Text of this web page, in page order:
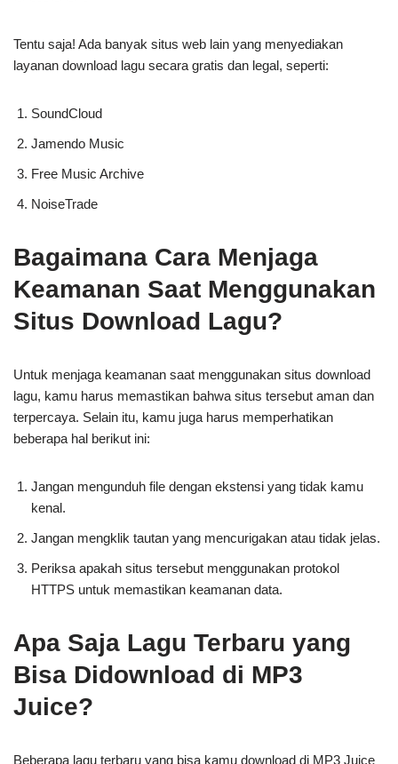
Tentu saja! Ada banyak situs web lain yang menyediakan
layanan download lagu secara gratis dan legal, seperti:
SoundCloud
Jamendo Music
Free Music Archive
NoiseTrade
Bagaimana Cara Menjaga
Keamanan Saat Menggunakan
Situs Download Lagu?
Untuk menjaga keamanan saat menggunakan situs download
lagu, kamu harus memastikan bahwa situs tersebut aman dan
terpercaya. Selain itu, kamu juga harus memperhatikan
beberapa hal berikut ini:
Jangan mengunduh file dengan ekstensi yang tidak kamu
kenal.
Jangan mengklik tautan yang mencurigakan atau tidak jelas.
Periksa apakah situs tersebut menggunakan protokol
HTTPS untuk memastikan keamanan data.
Apa Saja Lagu Terbaru yang
Bisa Didownload di MP3
Juice?
Beberapa lagu terbaru yang bisa kamu download di MP3 Juice